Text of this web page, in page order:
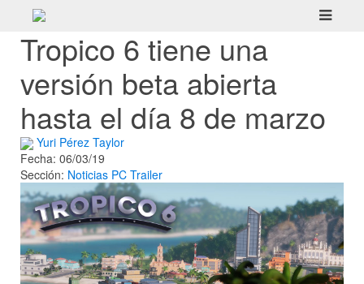
Tropico 6 tiene una
versión beta abierta
hasta el día 8 de marzo
Yuri Pérez Taylor
Fecha: 06/03/19
Sección: Noticias PC Trailer